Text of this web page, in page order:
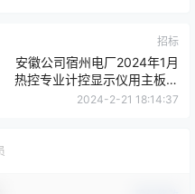
招标
安徽公司宿州电厂2024年1月
热控专业计控显示仪用主板及
电流板询价采购
2024-2-21 18:14:37